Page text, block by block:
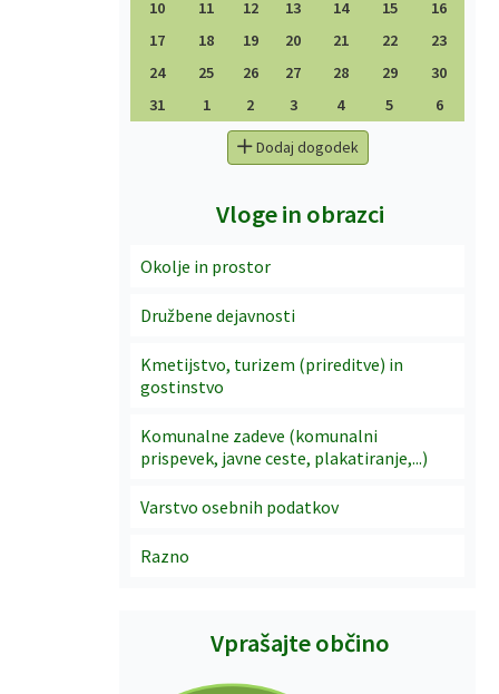
10
11 12 13 14 15
16
17
18 19 20 21 22
23
24
25 26 27 28 29
30
31
1 2 3 4 5 6
Dodaj dogodek
Vloge in obrazci
Okolje in prostor
Družbene dejavnosti
Kmetijstvo, turizem (prireditve) in
gostinstvo
Komunalne zadeve (komunalni
prispevek, javne ceste, plakatiranje,...)
Varstvo osebnih podatkov
Razno
Vprašajte občino